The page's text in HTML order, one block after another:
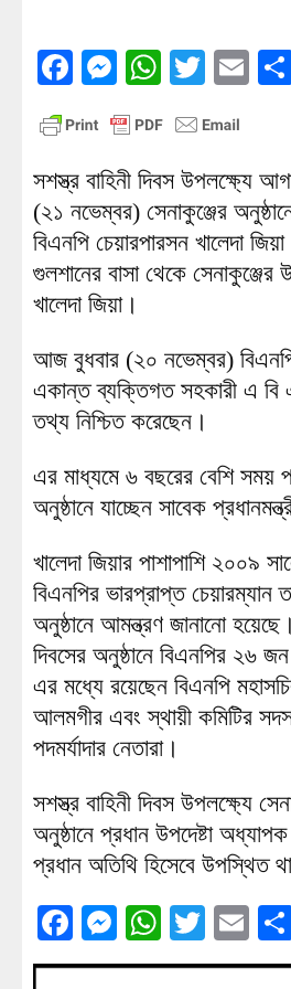
Facebook
Messenger
WhatsApp
Twitter
সশস্ত্র বাহিনী দিবস উপলক্ষ্যে
(২১ নভেম্বর) সেনাকুঞ্জের
বিএনপি চেয়ারপারসন খালেদা
গুলশানের বাসা থেকে সেনাকুঞ্জের
খালেদা জিয়া।
আজ বুধবার (২০ নভেম্বর) বিএনপি
একান্ত ব্যক্তিগত সহকারী এ বি
তথ্য নিশ্চিত করেছেন।
এর মাধ্যমে ৬ বছরের বেশি সময়
অনুষ্ঠানে যাচ্ছেন সাবেক
খালেদা জিয়ার পাশাপাশি ২০০৯
বিএনপির ভারপ্রাপ্ত চেয়ারম্যান
অনুষ্ঠানে আমন্ত্রণ জানানো
দিবসের অনুষ্ঠানে বিএনপির ২৬
এর মধ্যে রয়েছেন বিএনপি
আলমগীর এবং স্থায়ী কমিটির
পদমর্যাদার নেতারা।
সশস্ত্র বাহিনী দিবস উপলক্ষ্যে
অনুষ্ঠানে প্রধান উপদেষ্টা
প্রধান অতিথি হিসেবে উপস্থিত
Facebook
Messenger
WhatsApp
Twitter